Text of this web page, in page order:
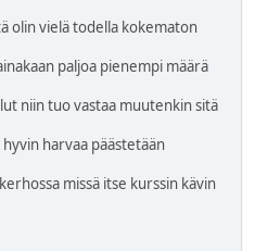
olin vielä todella kokematon
paljoa pienempi määrä
niin tuo vastaa muutenkin sitä
harvaa päästetään
missä itse kurssin kävin